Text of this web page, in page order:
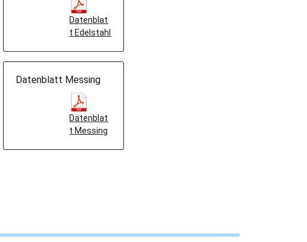
Datenblat
t Edelstahl
Datenblatt Messing
Datenblat
t Messing